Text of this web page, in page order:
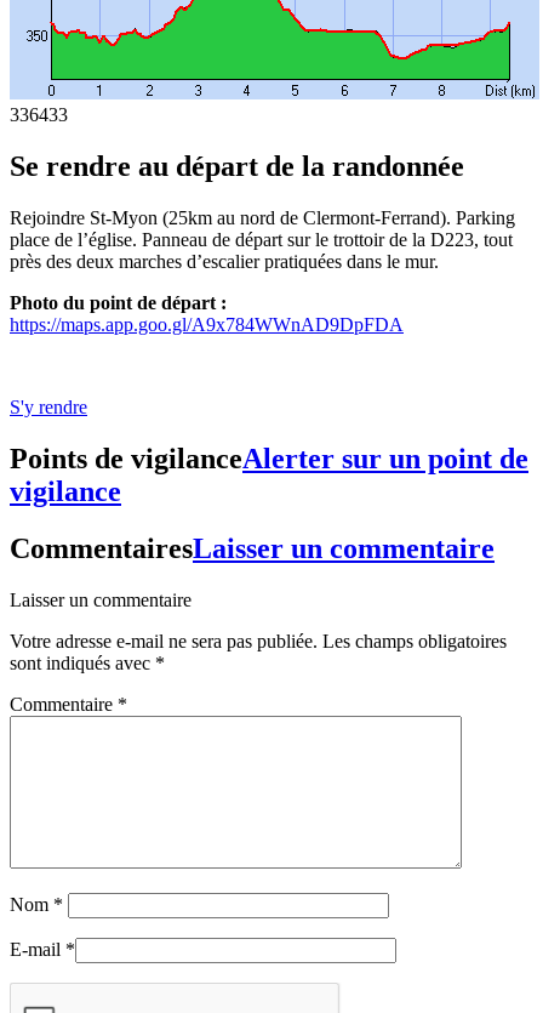
336433
Se rendre au départ de la randonnée
Rejoindre St-Myon (25km au nord de Clermont-Ferrand). Parking
place de l’église. Panneau de départ sur le trottoir de la D223, tout
près des deux marches d’escalier pratiquées dans le mur.
Photo du point de départ :
https://maps.app.goo.gl/A9x784WWnAD9DpFDA
S'y rendre
Points de vigilanceAlerter sur un point de
vigilance
CommentairesLaisser un commentaire
Laisser un commentaire
Votre adresse e-mail ne sera pas publiée. Les champs obligatoires
sont indiqués avec *
Commentaire *
Nom *
E-mail *